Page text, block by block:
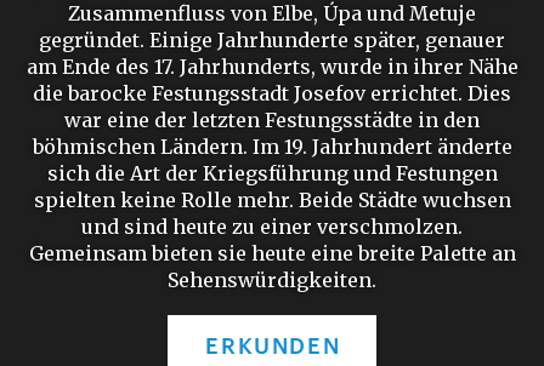
Zusammenfluss von Elbe, Úpa und Metuje
gegründet. Einige Jahrhunderte später, genauer
am Ende des 17. Jahrhunderts, wurde in ihrer Nähe
die barocke Festungsstadt Josefov errichtet. Dies
war eine der letzten Festungsstädte in den
böhmischen Ländern. Im 19. Jahrhundert änderte
sich die Art der Kriegsführung und Festungen
spielten keine Rolle mehr. Beide Städte wuchsen
und sind heute zu einer verschmolzen.
Gemeinsam bieten sie heute eine breite Palette an
Sehenswürdigkeiten.
ERKUNDEN